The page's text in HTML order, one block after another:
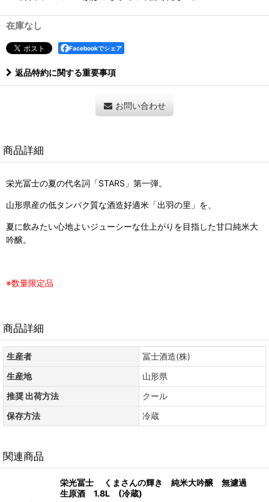
在庫なし
Facebookでシェア
返品特約に関する重要事項
お問い合わせ
商品詳細
栄光冨士の夏の代名詞「STARS」第一弾。
山形県産の低タンパク質な酒造好適米「出羽の里」を、
夏に飲みたい心地よいジューシーな仕上がりを目指した甘口純米大
吟醸。
※数量限定品
商品詳細
生産者
冨士酒造(株)
生産地
山形県
推奨 出荷方法
クール
保存方法
冷蔵
関連商品
栄光冨士 くまさんの輝き 純米大吟醸 無濾過
生原酒 1.8L (冷蔵)